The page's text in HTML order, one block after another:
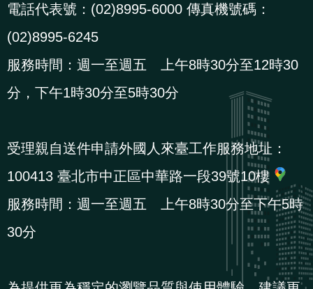
電話代表號：(02)8995-6000 傳真機號碼：
(02)8995-6245
服務時間：週一至週五 上午8時30分至12時30
分，下午1時30分至5時30分
受理親自送件申請外國人來臺工作服務地址：
100413 臺北市中正區中華路一段39號10樓
服務時間：週一至週五 上午8時30分至下午5時
30分